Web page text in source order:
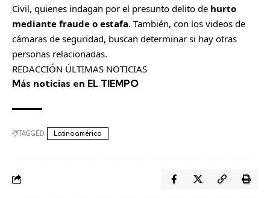
Civil, quienes indagan por el presunto delito de hurto
mediante fraude o estafa. También, con los videos de
cámaras de seguridad, buscan determinar si hay otras
personas relacionadas.
REDACCIÓN ÚLTIMAS NOTICIAS
Más noticias en EL TIEMPO
TAGGED: Latinoamérica